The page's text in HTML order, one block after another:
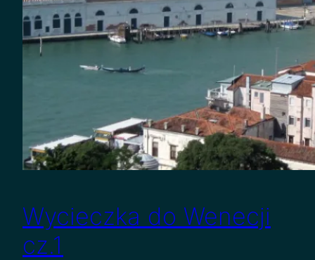
Wycieczka do Wenecji
cz.1